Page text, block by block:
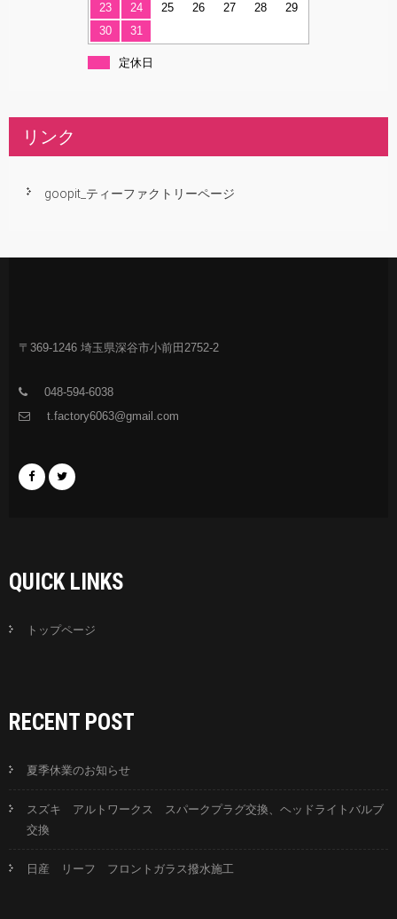
23
24 25 26 27 28
29
30
31
定休日
リンク
goopit_ティーファクトリーページ
〒369-1246 埼玉県深谷市小前田2752-2
048-594-6038
t.factory6063@gmail.com
QUICK LINKS
トップページ
RECENT POST
夏季休業のお知らせ
スズキ アルトワークス スパークプラグ交換、ヘッドライトバルブ
交換
日産 リーフ フロントガラス撥水施工